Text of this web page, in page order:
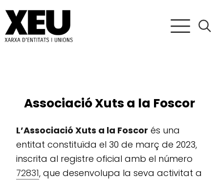
Associació Xuts a la Foscor
L’Associació Xuts a la Foscor és una
entitat constituïda el 30 de març de 2023,
inscrita al registre oficial amb el número
72831, que desenvolupa la seva activitat a